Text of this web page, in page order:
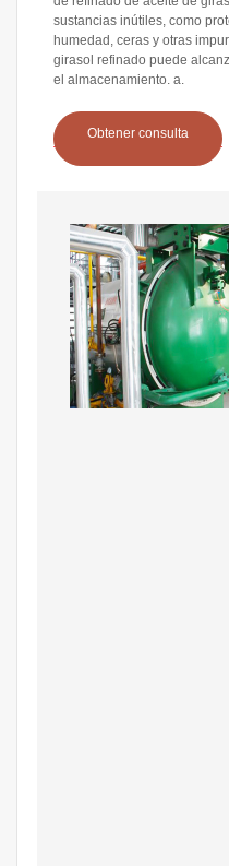
sustancias inútiles, como
humedad, ceras y otras
girasol refinado puede
el almacenamiento. a.
Obtener consulta